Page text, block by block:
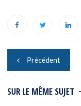
Navigation
de
l’article
Précédent
SUR LE MÊME SUJET